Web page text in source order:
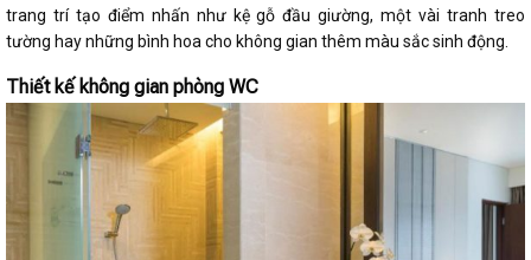
trang trí tạo điểm nhấn như kệ gỗ đầu giường, một vài tranh treo
tường hay những bình hoa cho không gian thêm màu sắc sinh động.
Thiết kế không gian phòng WC